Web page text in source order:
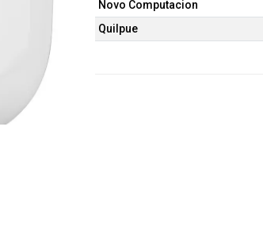
Novo Computacion
Quilpue